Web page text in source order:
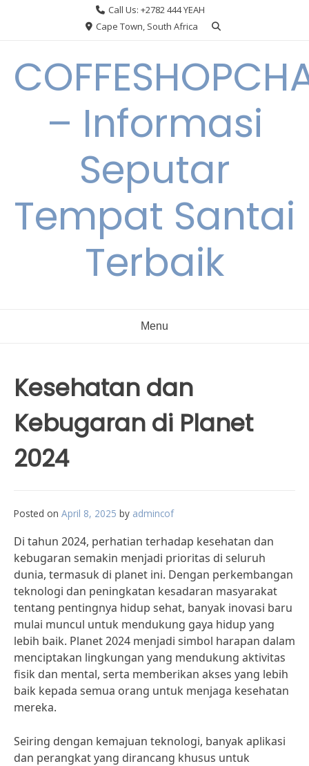
Call Us: +2782 444 YEAH
Cape Town, South Africa
– Informasi
Seputar
Tempat Santai
Terbaik
Menu
Kesehatan dan
Kebugaran di Planet
2024
Posted on April 8, 2025 by admincof
Di tahun 2024, perhatian terhadap kesehatan dan
kebugaran semakin menjadi prioritas di seluruh
dunia, termasuk di planet ini. Dengan perkembangan
teknologi dan peningkatan kesadaran masyarakat
tentang pentingnya hidup sehat, banyak inovasi baru
mulai muncul untuk mendukung gaya hidup yang
lebih baik. Planet 2024 menjadi simbol harapan dalam
menciptakan lingkungan yang mendukung aktivitas
fisik dan mental, serta memberikan akses yang lebih
baik kepada semua orang untuk menjaga kesehatan
mereka.
Seiring dengan kemajuan teknologi, banyak aplikasi
dan perangkat yang dirancang khusus untuk